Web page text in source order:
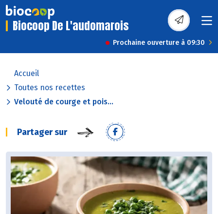
Biocoop De L'audomarois
Prochaine ouverture à 09:30
Accueil
Toutes nos recettes
Velouté de courge et pois...
Partager sur